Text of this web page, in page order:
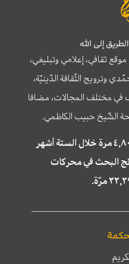
إلى الله
ثقافي، إعلامي وتبليغي،
وترويج الثّقافة الدّينيّة،
في مختلف المجالات، مضافا
الشّيخ حبيب الكاظمي.
تمّت زيارة موقع سراج ٤,٨٠٠,٠٠٠ مرة خلال الستة أشهر
البحث في محركات